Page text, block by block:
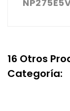
16 Otros
Categoría: